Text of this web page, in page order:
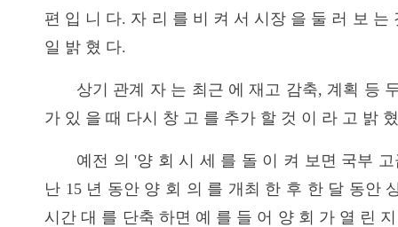
편 입 니 다. 자 리 를 비 켜 서 시장 을 둘 러 보
일 밝 혔 다.
상기 관계 자 는 최근 에 재고 감축, 계획 등
가 있 을 때 다시 창 고 를 추가 할 것 이 라 고 밝
예전 의 '양 회 시 세 를 돌 이 켜 보면 국부
난 15 년 동안 양 회 의 를 개최 한 후 한 달 동안
시간 대 를 단축 하면 예 를 들 어 양 회 가 열 린